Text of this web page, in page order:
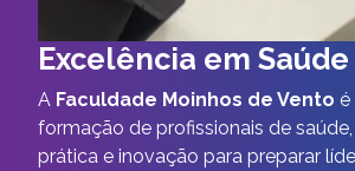
Excelência em Saúde
A Faculdade Moinhos de Vento é
formação de profissionais de
prática e inovação para preparar